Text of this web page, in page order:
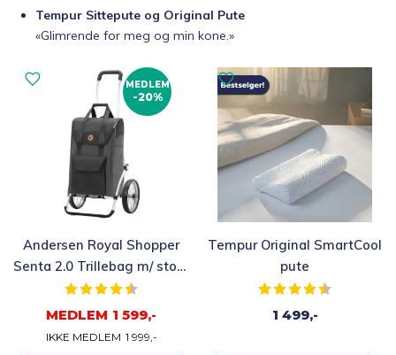
Tempur Sittepute og Original Pute
«Glimrende for meg og min kone.»
MEDLEM
-20%
Andersen Royal Shopper
Senta 2.0 Trillebag m/ store
hjul 49L, svart
Karakter:
MEDLEM 1 599,-
IKKE MEDLEM 1 999,-
Tempur Original SmartCool
pute
Karakter:
1 499,-